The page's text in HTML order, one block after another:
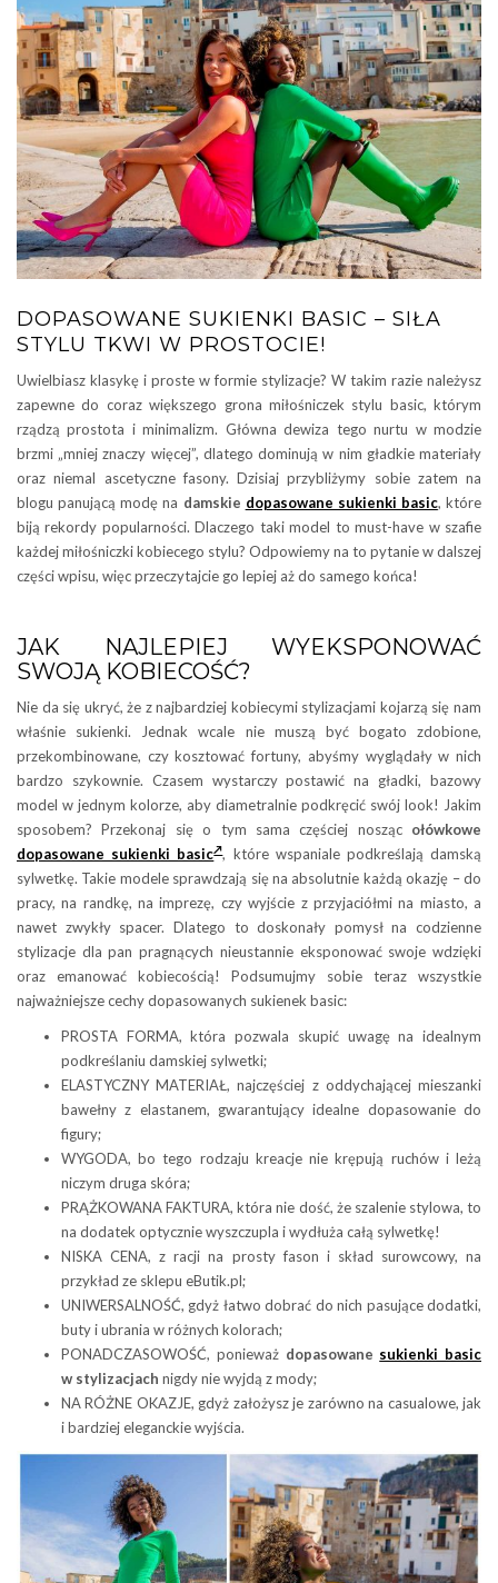
DOPASOWANE SUKIENKI BASIC – SIŁA
STYLU TKWI W PROSTOCIE!
Uwielbiasz klasykę i proste w formie stylizacje? W takim razie należysz
zapewne do coraz większego grona miłośniczek stylu basic, którym
rządzą prostota i minimalizm. Główna dewiza tego nurtu w modzie
brzmi „mniej znaczy więcej”, dlatego dominują w nim gładkie materiały
oraz niemal ascetyczne fasony. Dzisiaj przybliżymy sobie zatem na
blogu panującą modę na damskie dopasowane sukienki basic, które
biją rekordy popularności. Dlaczego taki model to must-have w szafie
każdej miłośniczki kobiecego stylu? Odpowiemy na to pytanie w dalszej
części wpisu, więc przeczytajcie go lepiej aż do samego końca!
JAK NAJLEPIEJ WYEKSPONOWAĆ
SWOJĄ KOBIECOŚĆ?
Nie da się ukryć, że z najbardziej kobiecymi stylizacjami kojarzą się nam
właśnie sukienki. Jednak wcale nie muszą być bogato zdobione,
przekombinowane, czy kosztować fortuny, abyśmy wyglądały w nich
bardzo szykownie. Czasem wystarczy postawić na gładki, bazowy
model w jednym kolorze, aby diametralnie podkręcić swój look! Jakim
sposobem? Przekonaj się o tym sama częściej nosząc ołówkowe
dopasowane sukienki basic , które wspaniale podkreślają damską
sylwetkę. Takie modele sprawdzają się na absolutnie każdą okazję – do
pracy, na randkę, na imprezę, czy wyjście z przyjaciółmi na miasto, a
nawet zwykły spacer. Dlatego to doskonały pomysł na codzienne
stylizacje dla pan pragnących nieustannie eksponować swoje wdzięki
oraz emanować kobiecością! Podsumujmy sobie teraz wszystkie
najważniejsze cechy dopasowanych sukienek basic:
PROSTA FORMA, która pozwala skupić uwagę na idealnym
podkreślaniu damskiej sylwetki;
ELASTYCZNY MATERIAŁ, najczęściej z oddychającej mieszanki
bawełny z elastanem, gwarantujący idealne dopasowanie do
figury;
WYGODA, bo tego rodzaju kreacje nie krępują ruchów i leżą
niczym druga skóra;
PRĄŻKOWANA FAKTURA, która nie dość, że szalenie stylowa, to
na dodatek optycznie wyszczupla i wydłuża całą sylwetkę!
NISKA CENA, z racji na prosty fason i skład surowcowy, na
przykład ze sklepu eButik.pl;
UNIWERSALNOŚĆ, gdyż łatwo dobrać do nich pasujące dodatki,
buty i ubrania w różnych kolorach;
PONADCZASOWOŚĆ, ponieważ dopasowane sukienki basic
w stylizacjach nigdy nie wyjdą z mody;
NA RÓŻNE OKAZJE, gdyż założysz je zarówno na casualowe, jak
i bardziej eleganckie wyjścia.